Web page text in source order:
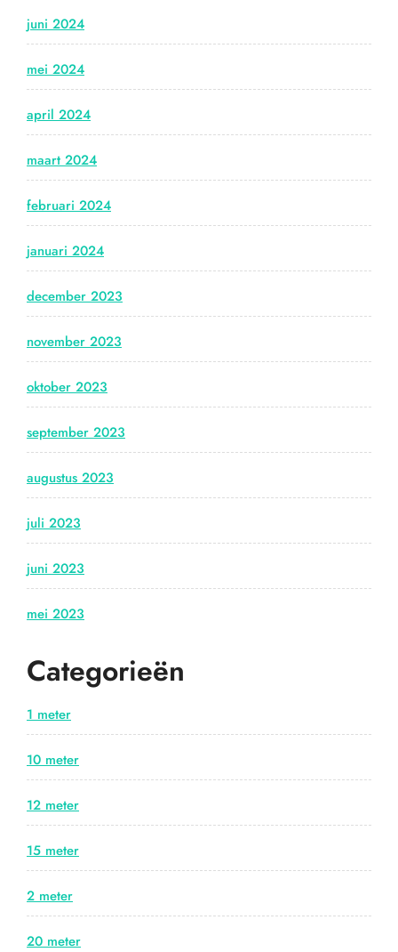
juni 2024
mei 2024
april 2024
maart 2024
februari 2024
januari 2024
december 2023
november 2023
oktober 2023
september 2023
augustus 2023
juli 2023
juni 2023
mei 2023
Categorieën
1 meter
10 meter
12 meter
15 meter
2 meter
20 meter